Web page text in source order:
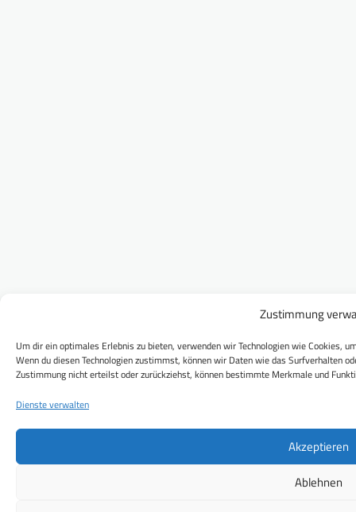
Zustimmung
Um dir ein optimales Erlebnis zu bieten, verwenden wir Technologien wie Cookies,
Wenn du diesen Technologien zustimmst, können wir Daten wie das Surfverhalten
Zustimmung nicht erteilst oder zurückziehst, können bestimmte Merkmale und
Dienste verwalten
Akzeptieren
Ablehnen